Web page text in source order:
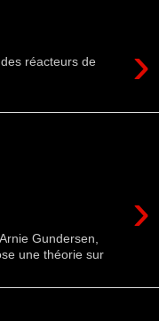
›
réacteurs de
›
Gundersen,
une théorie sur